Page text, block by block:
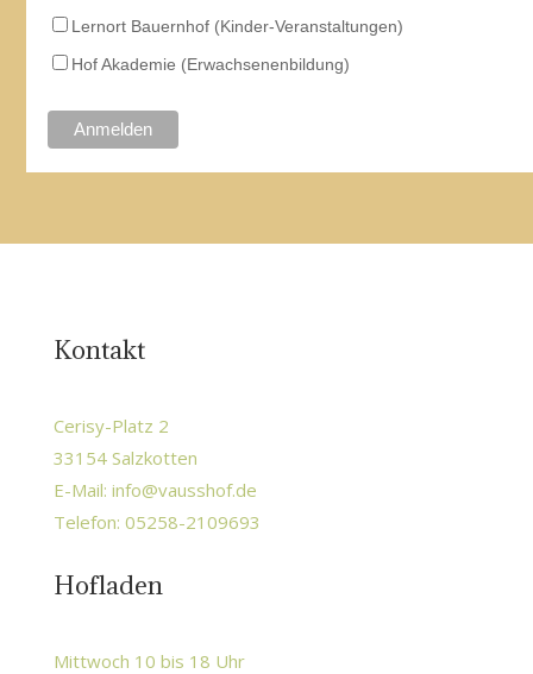
Lernort Bauernhof (Kinder-Veranstaltungen)
Hof Akademie (Erwachsenenbildung)
Kontakt
Cerisy-Platz 2
33154 Salzkotten
E-Mail: info@vausshof.de
Telefon: 05258-2109693
Hofladen
Mittwoch 10 bis 18 Uhr